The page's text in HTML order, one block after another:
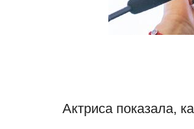
Актриса показала,